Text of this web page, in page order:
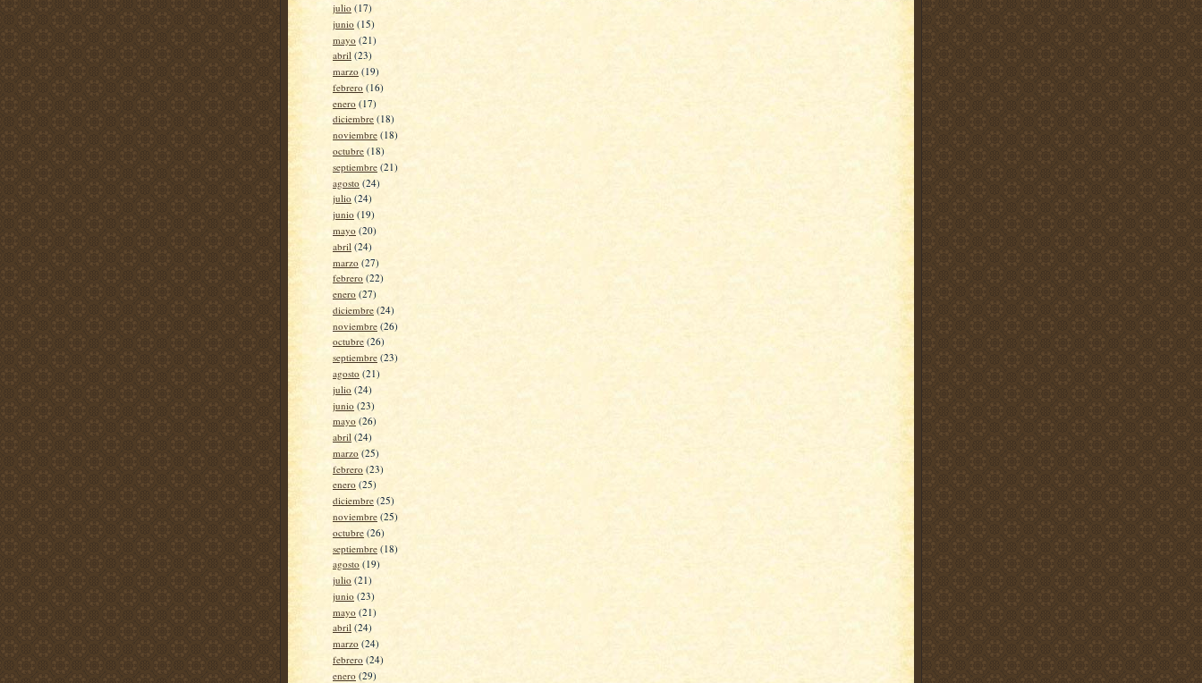
julio (17)
junio (15)
mayo (21)
abril (23)
marzo (19)
febrero (16)
enero (17)
diciembre (18)
noviembre (18)
octubre (18)
septiembre (21)
agosto (24)
julio (24)
junio (19)
mayo (20)
abril (24)
marzo (27)
febrero (22)
enero (27)
diciembre (24)
noviembre (26)
octubre (26)
septiembre (23)
agosto (21)
julio (24)
junio (23)
mayo (26)
abril (24)
marzo (25)
febrero (23)
enero (25)
diciembre (25)
noviembre (25)
octubre (26)
septiembre (18)
agosto (19)
julio (21)
junio (23)
mayo (21)
abril (24)
marzo (24)
febrero (24)
enero (29)